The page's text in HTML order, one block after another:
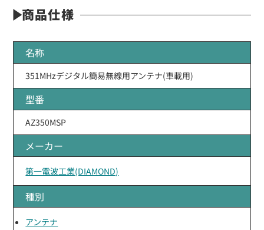
商品仕様
名称
351MHzデジタル簡易無線用アンテナ(車載用)
型番
AZ350MSP
メーカー
第一電波工業(DIAMOND)
種別
アンテナ